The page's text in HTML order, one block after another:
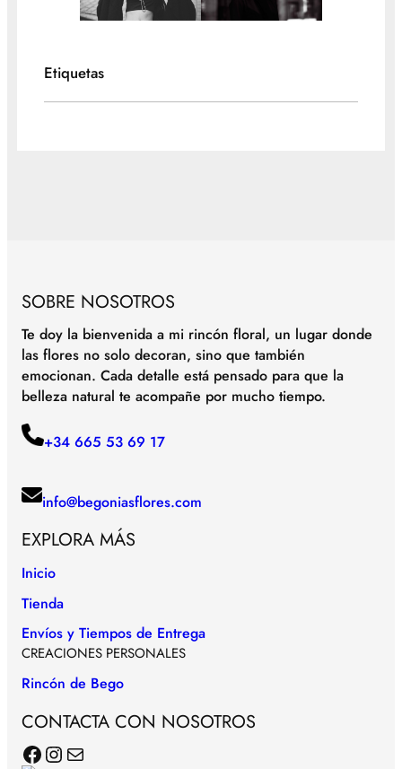
Etiquetas
SOBRE NOSOTROS
Te doy la bienvenida a mi rincón floral, un lugar donde
las flores no solo decoran, sino que también
emocionan. Cada detalle está pensado para que la
belleza natural te acompañe por mucho tiempo.
+34 665 53 69 17
info@begoniasflores.com
EXPLORA MÁS
Inicio
Tienda
Envíos y Tiempos de Entrega
CREACIONES PERSONALES
Rincón de Bego
CONTACTA CON NOSOTROS
Facebook Instagram Correo electrónico